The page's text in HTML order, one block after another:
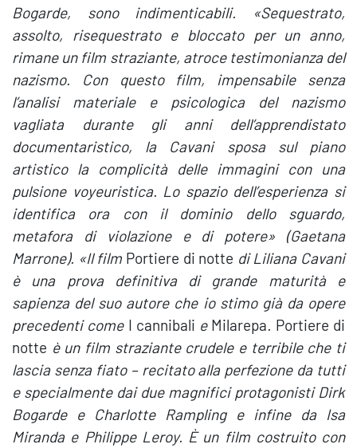
Bogarde, sono indimenticabili. «Sequestrato,
assolto, risequestrato e bloccato per un anno,
rimane un film straziante, atroce testimonianza del
nazismo. Con questo film, impensabile senza
l’analisi materiale e psicologica del nazismo
vagliata durante gli anni dell’apprendistato
documentaristico, la Cavani sposa sul piano
artistico la complicità delle immagini con una
pulsione voyeuristica. Lo spazio dell’esperienza si
identifica ora con il dominio dello sguardo,
metafora di violazione e di potere» (Gaetana
Marrone). «Il film Portiere di notte di Liliana Cavani
è una prova definitiva di grande maturità e
sapienza del suo autore che io stimo già da opere
precedenti comeI cannibali eMilarepa. Portiere di
notte è un film straziante crudele e terribile che ti
lascia senza fiato – recitato alla perfezione da tutti
e specialmente dai due magnifici protagonisti Dirk
Bogarde e Charlotte Rampling e infine da Isa
Miranda e Philippe Leroy. È un film costruito con